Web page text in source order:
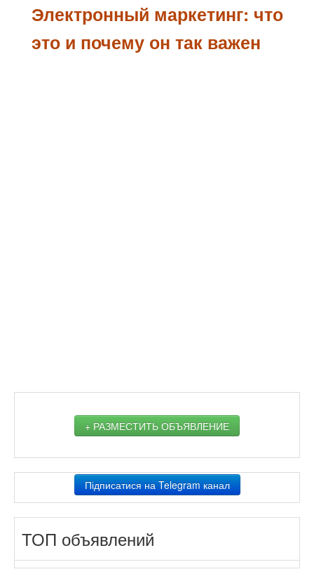
Электронный маркетинг: что
это и почему он так важен
+ РАЗМЕСТИТЬ ОБЪЯВЛЕНИЕ
Підписатися на Telegram канал
ТОП объявлений